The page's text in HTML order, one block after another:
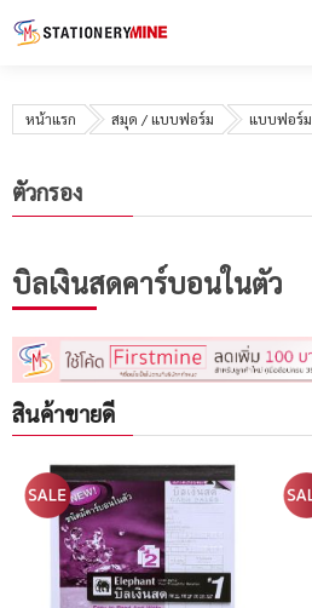
หน้าแรก สมุด / แบบฟอร์ม แบบฟอร์ม
บิลเงินสดคาร์บอนในตัว
สินค้าขายดี
ตัวกรอง